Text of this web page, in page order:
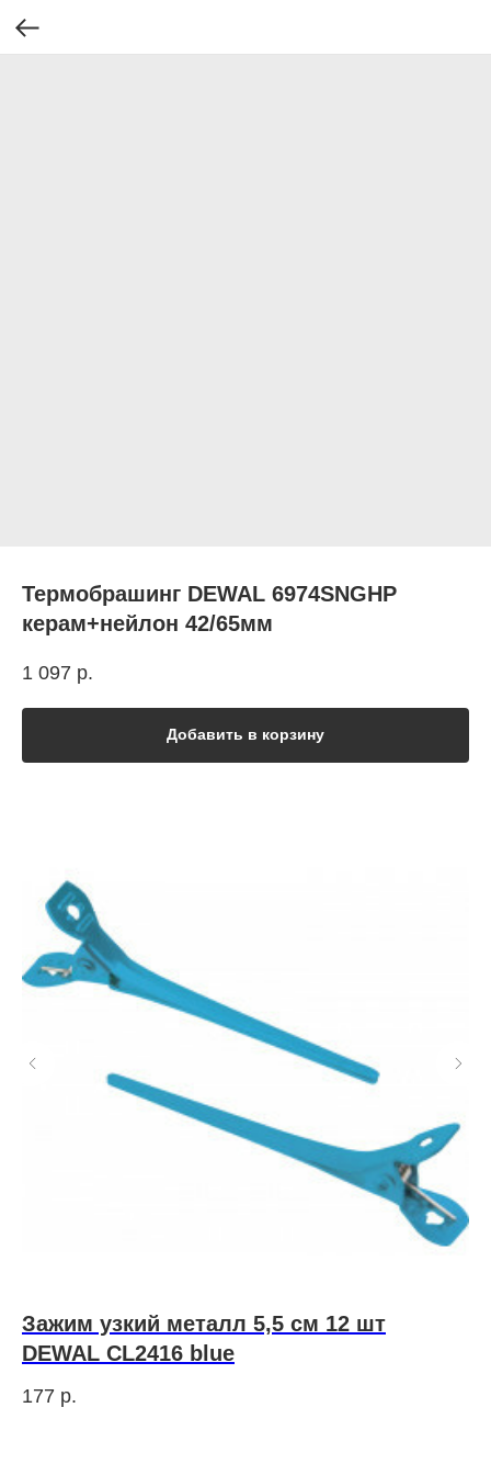
Термобрашинг DEWAL 6974SNGHP
керам+нейлон 42/65мм
1 097 р.
Добавить в корзину
Зажим узкий металл 5,5 см 12 шт
DEWAL CL2416 blue
177 р.